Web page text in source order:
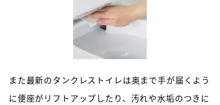
また最新のタンクレストイレは奥まで手が届くよう
に便座がリフトアップしたり、汚れや水垢のつきに